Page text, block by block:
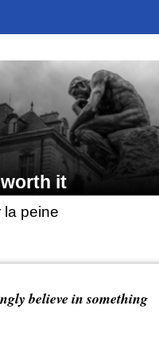
it
la peine
believe in something